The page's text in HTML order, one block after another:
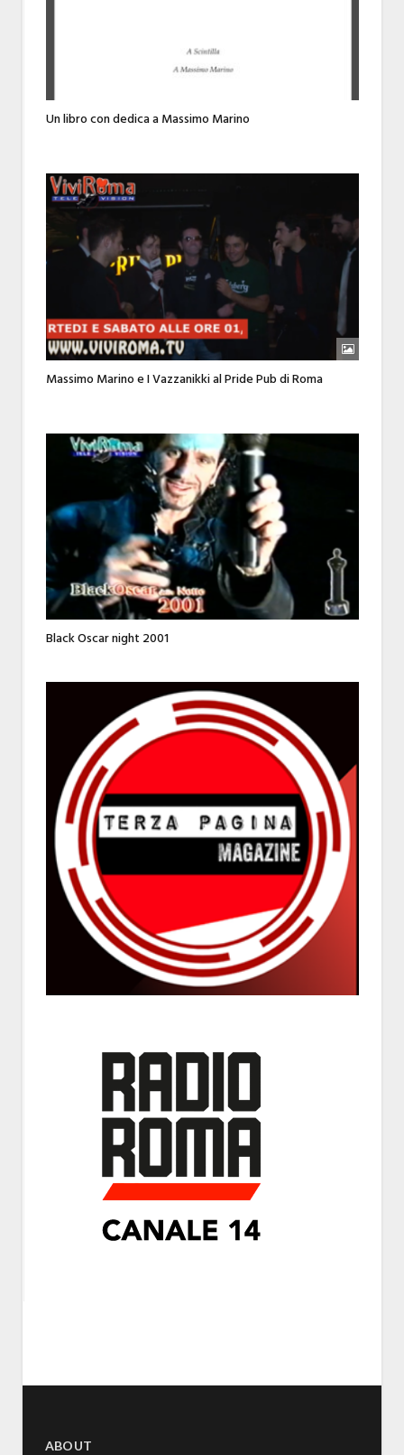
Un libro con dedica a Massimo Marino
Massimo Marino e I Vazzanikki al Pride Pub di Roma
Black Oscar night 2001
ABOUT